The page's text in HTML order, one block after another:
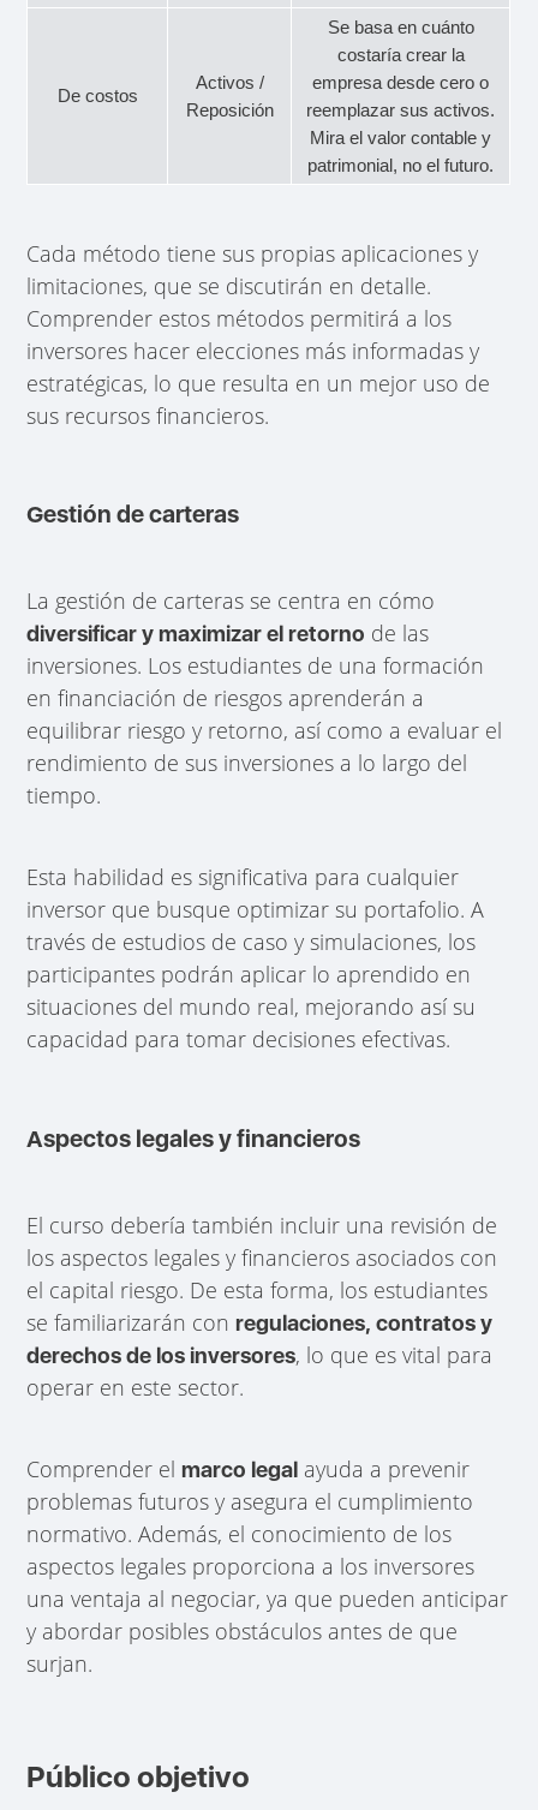
De costos
Activos /
Reposición
Se basa en cuánto
costaría crear la
empresa desde cero o
reemplazar sus activos.
Mira el valor contable y
patrimonial, no el futuro.
Cada método tiene sus propias aplicaciones y
limitaciones, que se discutirán en detalle.
Comprender estos métodos permitirá a los
inversores hacer elecciones más informadas y
estratégicas, lo que resulta en un mejor uso de
sus recursos financieros.
Gestión de carteras
La gestión de carteras se centra en cómo
diversificar y maximizar el retorno de las
inversiones. Los estudiantes de una formación
en financiación de riesgos aprenderán a
equilibrar riesgo y retorno, así como a evaluar el
rendimiento de sus inversiones a lo largo del
tiempo.
Esta habilidad es significativa para cualquier
inversor que busque optimizar su portafolio. A
través de estudios de caso y simulaciones, los
participantes podrán aplicar lo aprendido en
situaciones del mundo real, mejorando así su
capacidad para tomar decisiones efectivas.
Aspectos legales y financieros
El curso debería también incluir una revisión de
los aspectos legales y financieros asociados con
el capital riesgo. De esta forma, los estudiantes
se familiarizarán conregulaciones, contratos y
derechos de los inversores, lo que es vital para
operar en este sector.
Comprender elmarco legal ayuda a prevenir
problemas futuros y asegura el cumplimiento
normativo. Además, el conocimiento de los
aspectos legales proporciona a los inversores
una ventaja al negociar, ya que pueden anticipar
y abordar posibles obstáculos antes de que
surjan.
Público objetivo